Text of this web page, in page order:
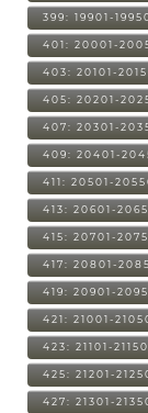
399: 19901-
401: 20001-
403: 20101-
405: 20201-
407: 20301-
409: 20401-
411: 20501-
413: 20601-
415: 20701-
417: 20801-
419: 20901-
421: 21001-
423: 21101-21150
425: 21201-
427: 21301-